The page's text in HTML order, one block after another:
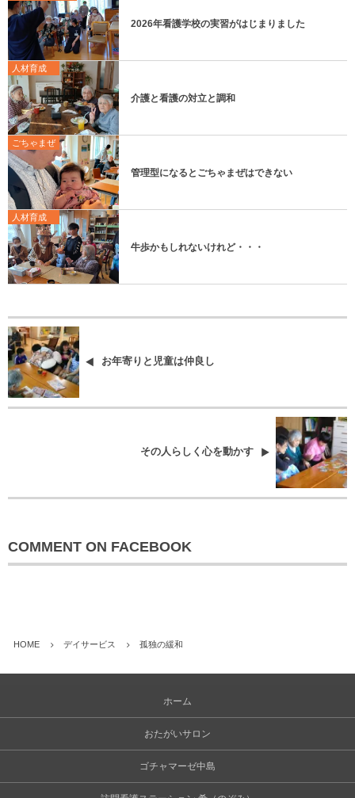
2026年看護学校の実習がはじまりました
人材育成
介護と看護の対立と調和
ごちゃまぜ
管理型になるとごちゃまぜはできない
人材育成
牛歩かもしれないけれど・・・
お年寄りと児童は仲良し
その人らしく心を動かす
COMMENT ON FACEBOOK
HOME デイサービス 孤独の緩和
ホーム
おたがいサロン
ゴチャマーゼ中島